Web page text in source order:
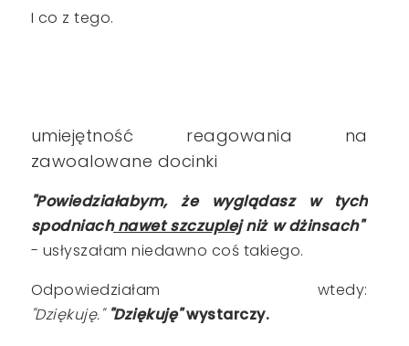
I co z tego.
umiejętność reagowania na
zawoalowane docinki
"Powiedziałabym, że wyglądasz w tych
spodniachnawet szczuplejniż w dżinsach"
- usłyszałam niedawno coś takiego.
Odpowiedziałam wtedy:
"Dziękuję." "Dziękuję"wystarczy.